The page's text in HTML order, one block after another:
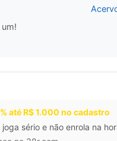
até R$ 1.000 no cadastro
sério e não enrola na